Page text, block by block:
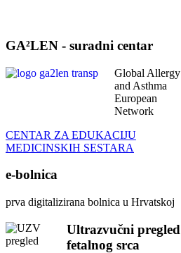
GA²LEN - suradni centar
Global Allergy
and Asthma
European
Network
CENTAR ZA EDUKACIJU
MEDICINSKIH SESTARA
e-bolnica
prva digitalizirana bolnica u Hrvatskoj
Ultrazvučni pregled
fetalnog srca